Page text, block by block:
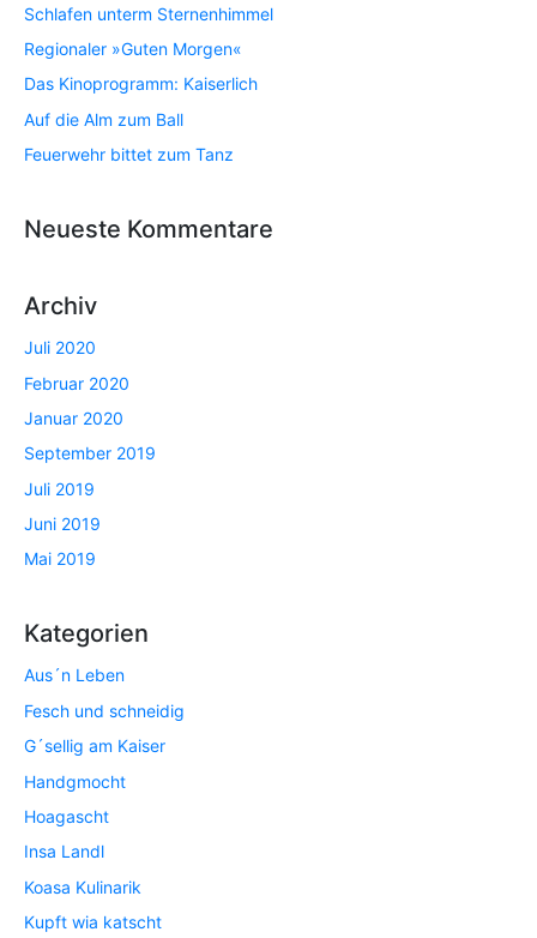
Schlafen unterm Sternenhimmel
Regionaler »Guten Morgen«
Das Kinoprogramm: Kaiserlich
Auf die Alm zum Ball
Feuerwehr bittet zum Tanz
Neueste Kommentare
Archiv
Juli 2020
Februar 2020
Januar 2020
September 2019
Juli 2019
Juni 2019
Mai 2019
Kategorien
Aus´n Leben
Fesch und schneidig
G´sellig am Kaiser
Handgmocht
Hoagascht
Insa Landl
Koasa Kulinarik
Kupft wia katscht